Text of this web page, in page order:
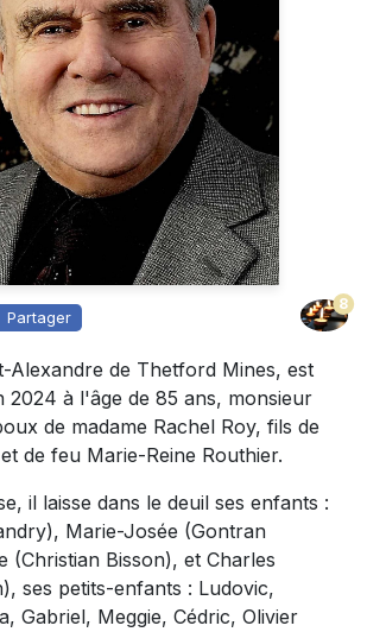
Partager
8
Alexandre de Thetford Mines, est
2024 à l'âge de 85 ans, monsieur
de madame Rachel Roy, fils de
de feu Marie-Reine Routhier.
il laisse dans le deuil ses enfants :
Marie-Josée (Gontran
(Christian Bisson), et Charles
ses petits-enfants : Ludovic,
Gabriel, Meggie, Cédric, Olivier